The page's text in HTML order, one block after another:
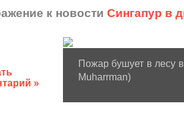
к новости Сингапур в
»
Пожар бушует в лесу
Muharrman)